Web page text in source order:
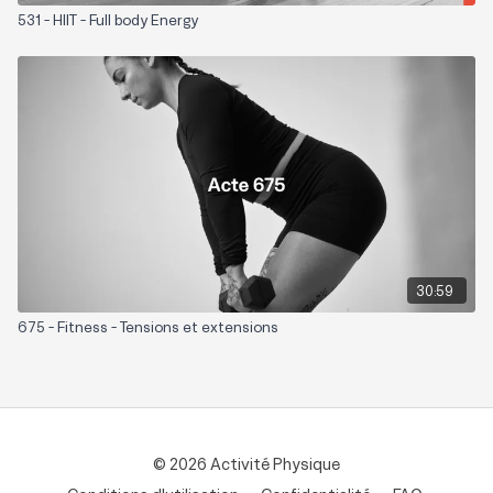
531 - HIIT - Full body Energy
30:59
675 - Fitness - Tensions et extensions
© 2026 Activité Physique